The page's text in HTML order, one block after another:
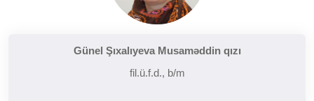
Günel Şıxalıyeva Musaməddin qızı
fil.ü.f.d., b/m